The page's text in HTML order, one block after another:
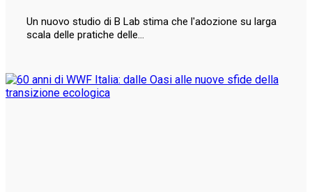
Un nuovo studio di B Lab stima che l'adozione su larga
scala delle pratiche delle…